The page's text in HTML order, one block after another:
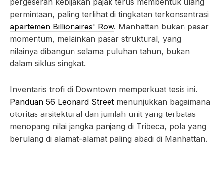
pergeseran kebijakan pajak terus membentuk ulang
permintaan, paling terlihat di tingkatan terkonsentrasi
apartemen Billionaires' Row. Manhattan bukan pasar
momentum, melainkan pasar struktural, yang
nilainya dibangun selama puluhan tahun, bukan
dalam siklus singkat.
Inventaris trofi di Downtown memperkuat tesis ini.
Panduan 56 Leonard Street menunjukkan bagaimana
otoritas arsitektural dan jumlah unit yang terbatas
menopang nilai jangka panjang di Tribeca, pola yang
berulang di alamat-alamat paling abadi di Manhattan.